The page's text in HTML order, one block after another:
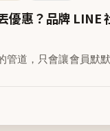
優惠？品牌 LINE
管道，只會讓會員默默